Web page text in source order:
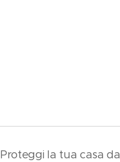
Proteggi la tua casa